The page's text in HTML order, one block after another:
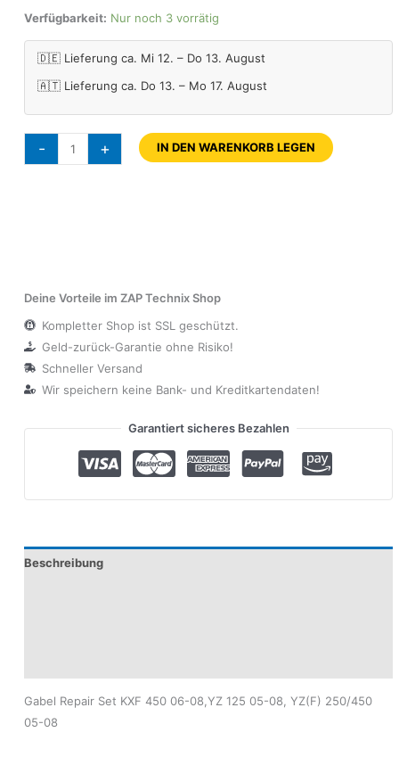
Verfügbarkeit: Nur noch 3 vorrätig
🇩🇪 Lieferung ca. Mi 12. – Do 13. August
🇦🇹 Lieferung ca. Do 13. – Mo 17. August
- + IN DEN WARENKORB LEGEN
Deine Vorteile im ZAP Technix Shop
Kompletter Shop ist SSL geschützt.
Geld-zurück-Garantie ohne Risiko!
Schneller Versand
Wir speichern keine Bank- und Kreditkartendaten!
Garantiert sicheres Bezahlen
Beschreibung
Gabel Repair Set KXF 450 06-08,YZ 125 05-08, YZ(F) 250/450
05-08